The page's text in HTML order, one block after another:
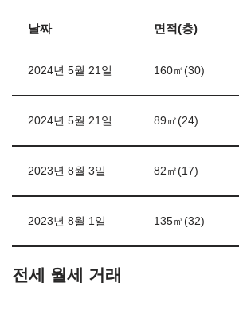
날짜 면적(층)
2024년 5월 21일 160㎡(30)
2024년 5월 21일 89㎡(24)
2023년 8월 3일 82㎡(17)
2023년 8월 1일 135㎡(32)
전세 월세 거래